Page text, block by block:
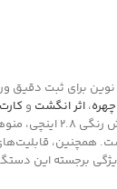
برای ثبت دقیق
، اثر انگشت و کارت RFID
می‌دهد. طراحی زیبا و